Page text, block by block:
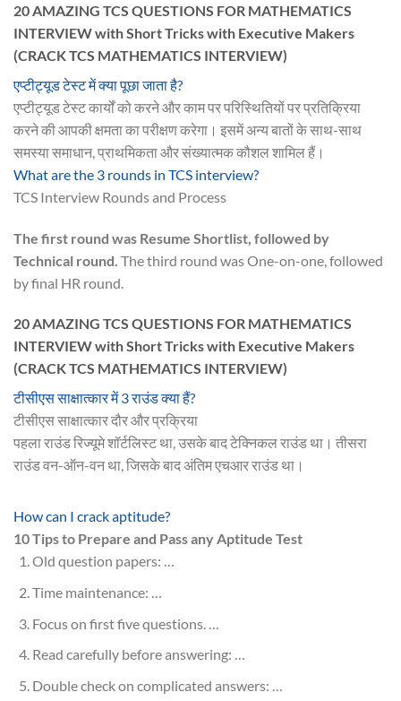
20 AMAZING TCS QUESTIONS FOR MATHEMATICS
INTERVIEW with Short Tricks with Executive Makers
(CRACK TCS MATHEMATICS INTERVIEW)
एप्टीट्यूड टेस्ट में क्या पूछा जाता है?
एप्टीट्यूड टेस्ट कार्यों को करने और काम पर परिस्थितियों पर प्रतिक्रिया
करने की आपकी क्षमता का परीक्षण करेगा। इसमें अन्य बातों के साथ-साथ
समस्या समाधान, प्राथमिकता और संख्यात्मक कौशल शामिल हैं।
What are the 3 rounds in TCS interview?
TCS Interview Rounds and Process
The first round was Resume Shortlist, followed by
Technical round. The third round was One-on-one, followed
by final HR round.
20 AMAZING TCS QUESTIONS FOR MATHEMATICS
INTERVIEW with Short Tricks with Executive Makers
(CRACK TCS MATHEMATICS INTERVIEW)
टीसीएस साक्षात्कार में 3 राउंड क्या हैं?
टीसीएस साक्षात्कार दौर और प्रक्रिया
पहला राउंड रिज्यूमे शॉर्टलिस्ट था, उसके बाद टेक्निकल राउंड था। तीसरा
राउंड वन-ऑन-वन ​​था, जिसके बाद अंतिम एचआर राउंड था।
How can I crack aptitude?
10 Tips to Prepare and Pass any Aptitude Test
Old question papers: …
Time maintenance: …
Focus on first five questions. …
Read carefully before answering: …
Double check on complicated answers: …